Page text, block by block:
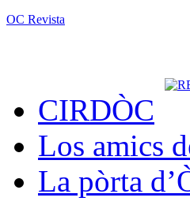
OC Revista
CIRDÒC
Los amics
La pòrta